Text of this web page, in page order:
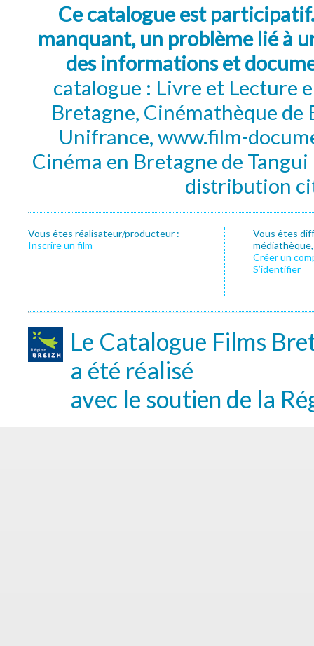
Ce catalogue est
manquant, un problème lié à
des informations et
catalogue : Livre et Lecture
Bretagne, Cinémathèque de
Unifrance, www.film-
Cinéma en Bretagne de
distribution
Vous êtes réalisateur/producteur :
Inscrire un film
Vous êtes
Créer un
S’identifier
Le Catalogue Films
a été réalisé
avec le soutien de la